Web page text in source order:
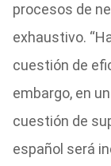
procesos de
exhaustivo.
cuestión de
embargo, en
cuestión de
español será